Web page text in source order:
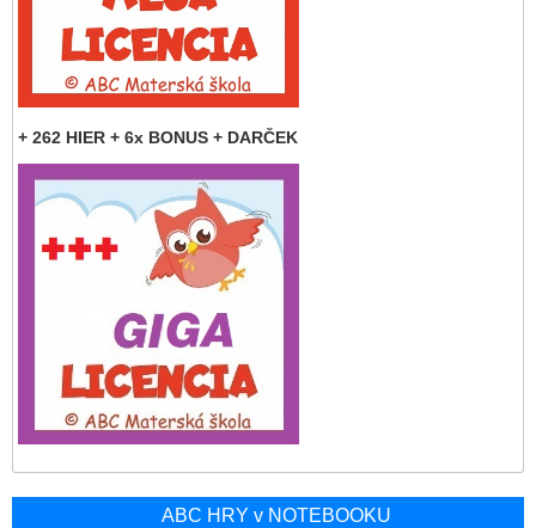
+ 262 HIER + 6x BONUS + DARČEK
ABC HRY v NOTEBOOKU